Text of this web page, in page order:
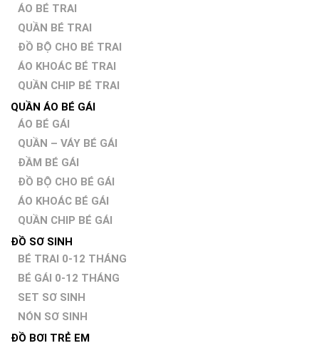
ÁO BÉ TRAI
QUẦN BÉ TRAI
ĐỒ BỘ CHO BÉ TRAI
ÁO KHOÁC BÉ TRAI
QUẦN CHIP BÉ TRAI
QUẦN ÁO BÉ GÁI
ÁO BÉ GÁI
QUẦN – VÁY BÉ GÁI
ĐẦM BÉ GÁI
ĐỒ BỘ CHO BÉ GÁI
ÁO KHOÁC BÉ GÁI
QUẦN CHIP BÉ GÁI
ĐỒ SƠ SINH
BÉ TRAI 0-12 THÁNG
BÉ GÁI 0-12 THÁNG
SET SƠ SINH
NÓN SƠ SINH
ĐỒ BƠI TRẺ EM